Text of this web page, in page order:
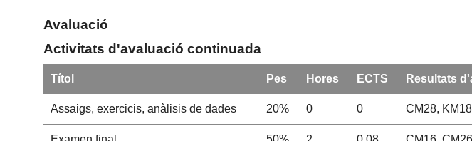
Avaluació
Activitats d'avaluació continuada
Títol Pes Hores ECTS Resultats
Assaigs, exercicis, anàlisis de dades 20% 0 0 CM28,